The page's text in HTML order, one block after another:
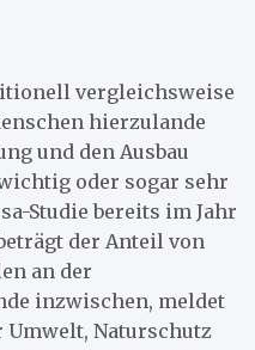
vergleichsweise
hierzulande
und den Ausbau
oder sogar sehr
Studie bereits im Jahr
der Anteil von
an der
inzwischen, meldet
Naturschutz